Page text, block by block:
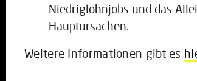
Niedriglohnjobs und das
Hauptursachen.
Weitere Informationen gibt es